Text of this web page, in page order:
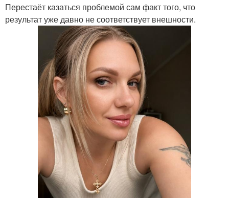
Перестаёт казаться проблемой сам факт того, что
результат уже давно не соответствует внешности.